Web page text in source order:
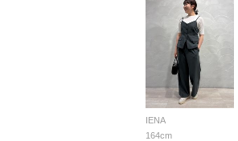
IENA
164cm